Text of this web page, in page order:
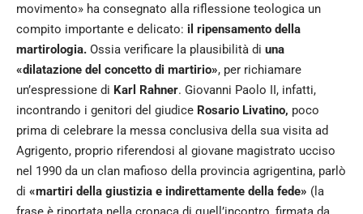
movimento» ha consegnato alla riflessione teologica un
compito importante e delicato: il ripensamento della
martirologia. Ossia verificare la plausibilità di una
«dilatazione del concetto di martirio», per richiamare
un’espressione di Karl Rahner. Giovanni Paolo II, infatti,
incontrando i genitori del giudice Rosario Livatino, poco
prima di celebrare la messa conclusiva della sua visita ad
Agrigento, proprio riferendosi al giovane magistrato ucciso
nel 1990 da un clan mafioso della provincia agrigentina, parlò
di «martiri della giustizia e indirettamente della fede» (la